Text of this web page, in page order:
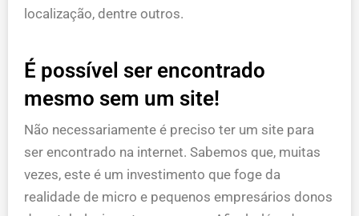
localização, dentre outros.
É possível ser encontrado
mesmo sem um site!
Não necessariamente é preciso ter um site para
ser encontrado na internet. Sabemos que, muitas
vezes, este é um investimento que foge da
realidade de micro e pequenos empresários donos